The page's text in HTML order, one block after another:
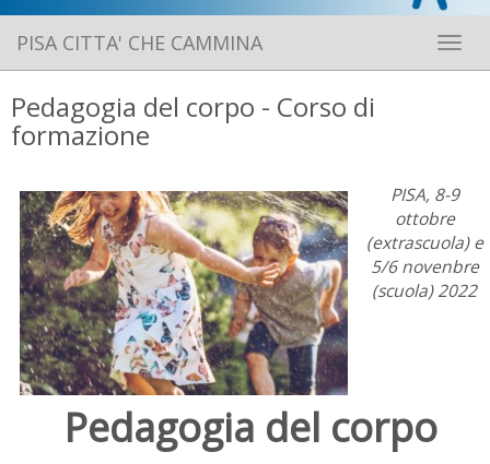
PISA CITTA' CHE CAMMINA
Pedagogia del corpo - Corso di
formazione
PISA, 8-9
ottobre
(extrascuola) e
5/6 novenbre
(scuola) 2022
Pedagogia del corpo